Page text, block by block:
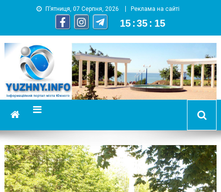
П’ятниця, 07 Серпня, 2026 Реклама на сайті
15 :35 : 19
YUZHNY.INFO
информационный портал города Южный